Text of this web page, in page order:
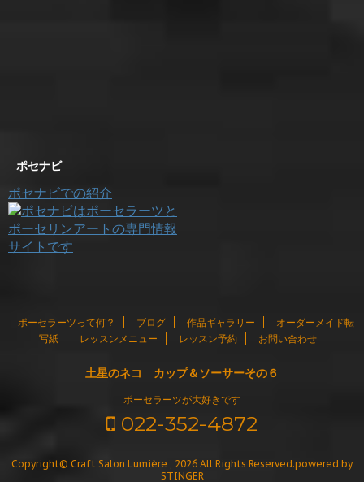
ポセナビ
ポセナビでの紹介
ポーセラーツって何？ ブログ 作品ギャラリー
オーダーメイド転
写紙
レッスンメニュー レッスン予約 お問い合わせ
土星のネコ カップ＆ソーサーその６
ポーセラーツが大好きです
022-352-4872
Copyright© Craft Salon Lumière , 2026 All Rights Reserved.powered by
STINGER